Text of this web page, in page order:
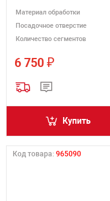
Материал обработки
Посадочное отверстие
Количество сегментов
6 750 ₽
Купить
Код товара: 965090